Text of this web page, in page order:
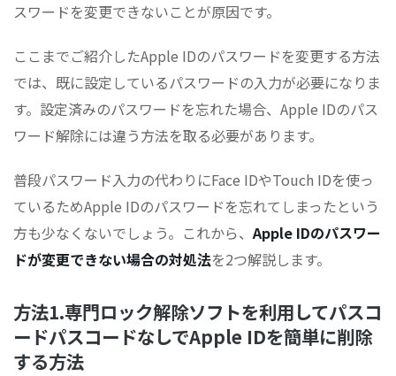
スワードを変更できないことが原因です。
ここまでご紹介したApple IDのパスワードを変更する方法
では、既に設定しているパスワードの入力が必要になりま
す。設定済みのパスワードを忘れた場合、Apple IDのパス
ワード解除には違う方法を取る必要があります。
普段パスワード入力の代わりにFace IDやTouch IDを使っ
ているためApple IDのパスワードを忘れてしまったという
方も少なくないでしょう。これから、Apple IDのパスワー
ドが変更できない場合の対処法を2つ解説します。
方法1.専門ロック解除ソフトを利用してパスコ
ードパスコードなしでApple IDを簡単に削除
する方法